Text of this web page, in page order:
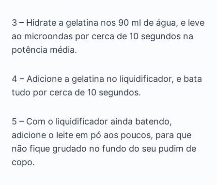
3 – Hidrate a gelatina nos 90 ml de água, e leve
ao microondas por cerca de 10 segundos na
potência média.
4 – Adicione a gelatina no liquidificador, e bata
tudo por cerca de 10 segundos.
5 – Com o liquidificador ainda batendo,
adicione o leite em pó aos poucos, para que
não fique grudado no fundo do seu pudim de
copo.